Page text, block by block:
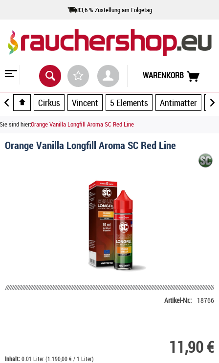
83,6 % Zustellung am Folgetag
WARENKORB
Cirkus Vincent 5 Elements Antimatter
Sie sind hier:Orange Vanilla Longfill Aroma SC Red Line
Orange Vanilla Longfill Aroma SC Red Line
Artikel-Nr.: 18766
11,90 €
Inhalt:0.01 Liter (1.190,00 € / 1 Liter)